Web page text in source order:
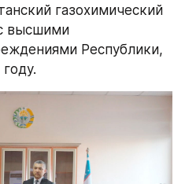
газохимический
высшими
Республики,